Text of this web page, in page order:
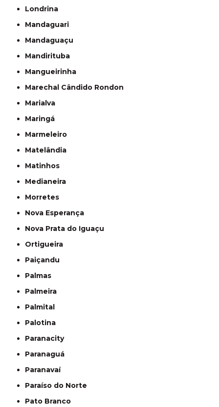
Londrina
Mandaguari
Mandaguaçu
Mandirituba
Mangueirinha
Marechal Cândido Rondon
Marialva
Maringá
Marmeleiro
Matelândia
Matinhos
Medianeira
Morretes
Nova Esperança
Nova Prata do Iguaçu
Ortigueira
Paiçandu
Palmas
Palmeira
Palmital
Palotina
Paranacity
Paranaguá
Paranavaí
Paraíso do Norte
Pato Branco